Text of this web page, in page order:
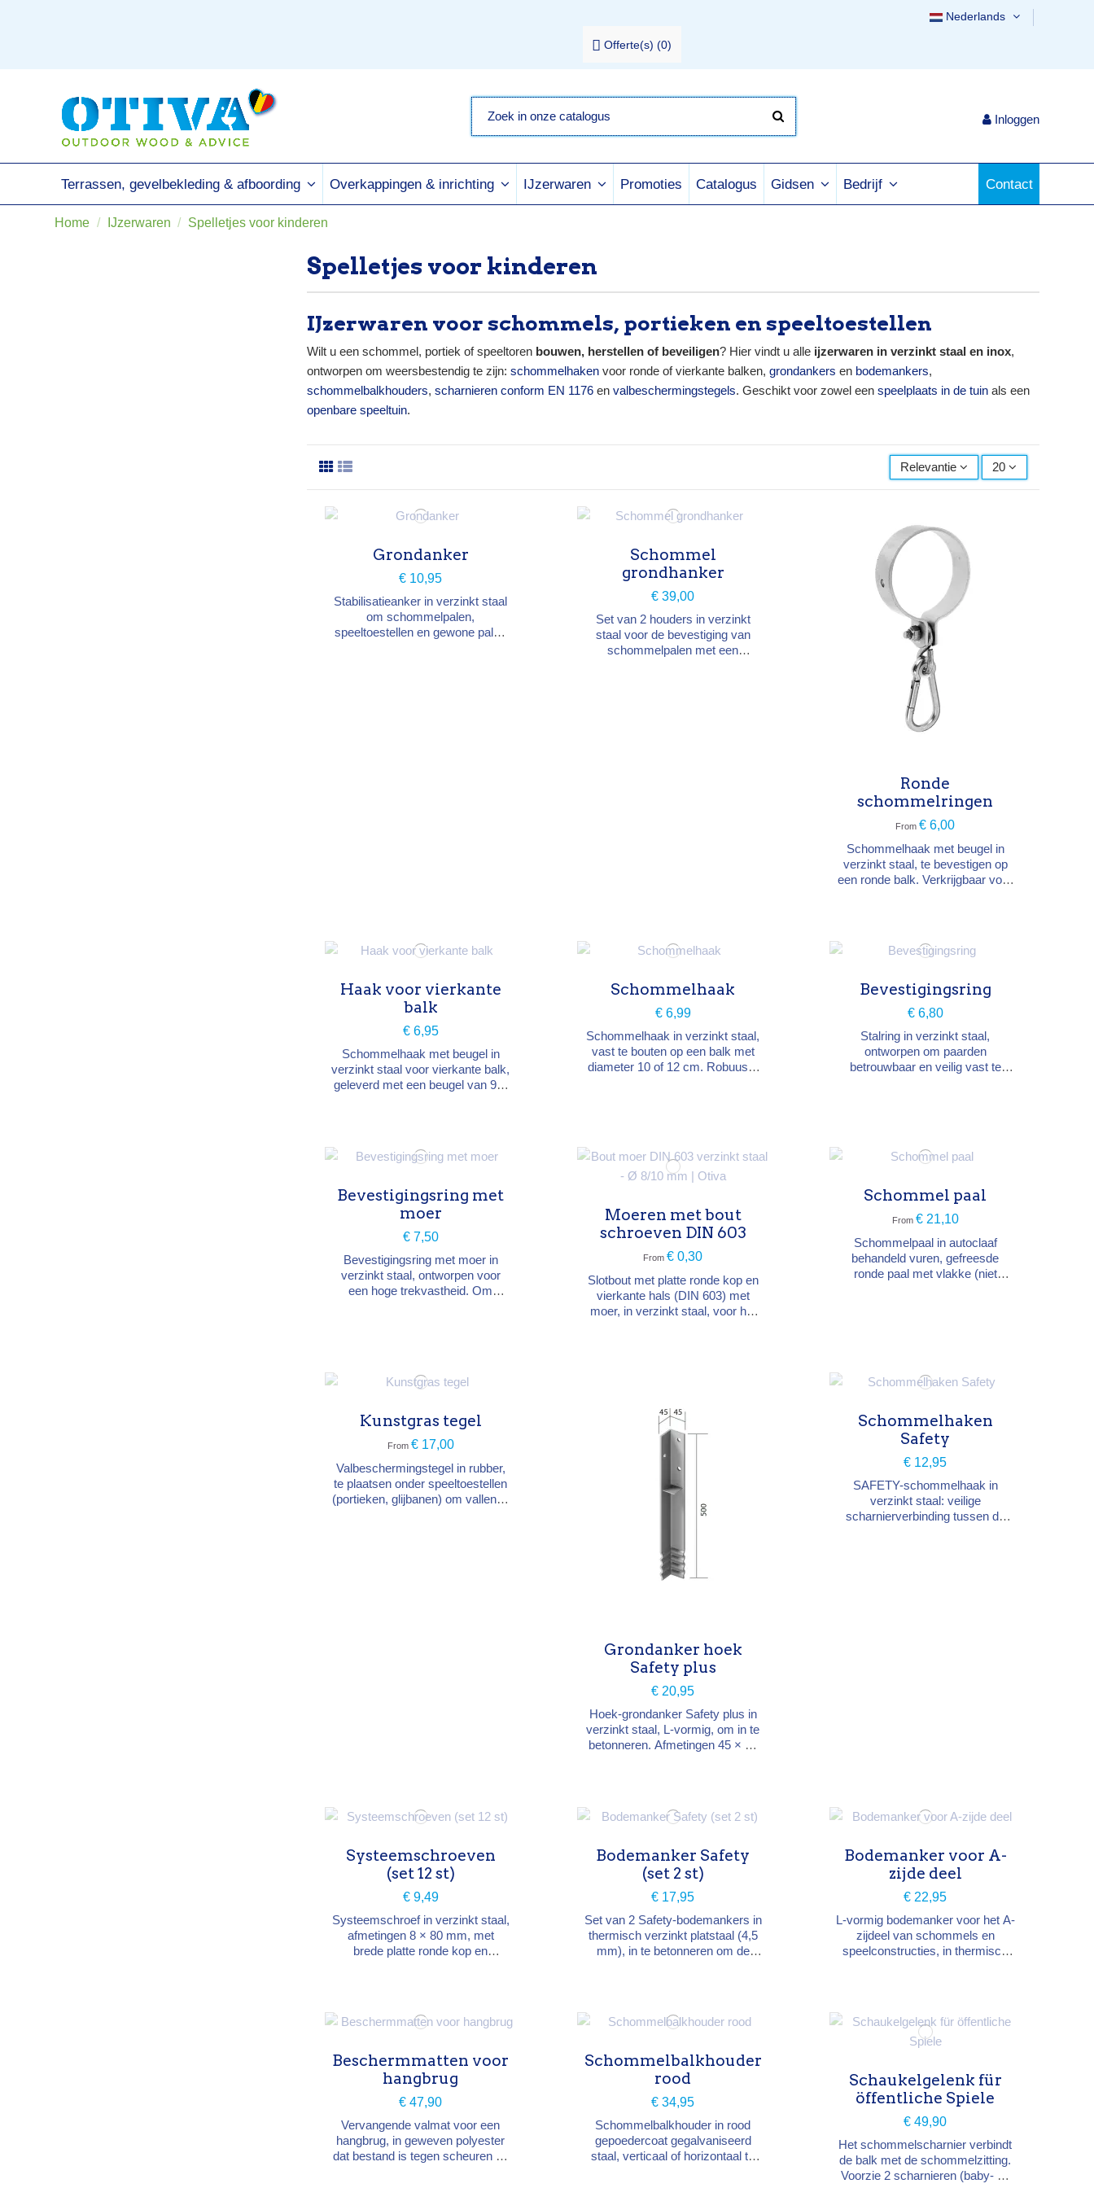
Nederlands
Offerte(s) (0)
Inloggen
Terrassen, gevelbekleding & afboording Overkappingen & inrichting IJzerwaren Promoties Catalogus Gidsen Bedrijf Contact
Home IJzerwaren Spelletjes voor kinderen
Spelletjes voor kinderen
IJzerwaren voor schommels, portieken en speeltoestellen
Wilt u een schommel, portiek of speeltoren bouwen, herstellen of beveiligen? Hier vindt u alle ijzerwaren in verzinkt staal en inox,
ontworpen om weersbestendig te zijn: schommelhaken voor ronde of vierkante balken, grondankers en bodemankers,
schommelbalkhouders, scharnieren conform EN 1176 en valbeschermingstegels. Geschikt voor zowel een speelplaats in de tuin als een
openbare speeltuin.
Relevantie 20
Grondanker
€ 10,95
Stabilisatieanker in verzinkt staal
om schommelpalen,
speeltoestellen en gewone palen
Schommel
grondhanker
€ 39,00
Set van 2 houders in verzinkt
staal voor de bevestiging van
schommelpalen met een
Ronde
schommelringen
From€ 6,00
Schommelhaak met beugel in
verzinkt staal, te bevestigen op
een ronde balk. Verkrijgbaar voor
Haak voor vierkante
balk
€ 6,95
Schommelhaak met beugel in
verzinkt staal voor vierkante balk,
geleverd met een beugel van 9 ×
Schommelhaak
€ 6,99
Schommelhaak in verzinkt staal,
vast te bouten op een balk met
diameter 10 of 12 cm. Robuuste
Bevestigingsring
€ 6,80
Stalring in verzinkt staal,
ontworpen om paarden
betrouwbaar en veilig vast te
duurzaam.
Bevestigingsring met
moer
€ 7,50
Bevestigingsring met moer in
verzinkt staal, ontworpen voor
een hoge trekvastheid. Om
Moeren met bout
schroeven DIN 603
From€ 0,30
Slotbout met platte ronde kop en
vierkante hals (DIN 603) met
moer, in verzinkt staal, voor het
Schommel paal
From € 21,10
Schommelpaal in autoclaaf
behandeld vuren, gefreesde
ronde paal met vlakke (niet
bestaande schommelpaal
Kunstgras tegel
From € 17,00
Valbeschermingstegel in rubber,
te plaatsen onder speeltoestellen
(portieken, glijbanen) om vallen te
Grondanker hoek
Safety plus
€ 20,95
Hoek-grondanker Safety plus in
verzinkt staal, L-vormig, om in te
betonneren. Afmetingen 45 × 45
Schommelhaken
Safety
€ 12,95
SAFETY-schommelhaak in
verzinkt staal: veilige
scharnierverbinding tussen de
Systeemschroeven
(set 12 st)
€ 9,49
Systeemschroef in verzinkt staal,
afmetingen 8 × 80 mm, met
brede platte ronde kop en
schroeven per systeembalk.
Verpakking: 12 stuks.
Bodemanker Safety
(set 2 st)
€ 17,95
Set van 2 Safety-bodemankers in
thermisch verzinkt platstaal (4,5
mm), in te betonneren om de
voor kinderen van 3 tot 14 jaar.
Bodemanker voor A-
zijde deel
€ 22,95
L-vormig bodemanker voor het A-
zijdeel van schommels en
speelconstructies, in thermisch
ankers per A-steun. Geschikt
voor speeltoestellen (3-14 jaar).
Beschermmatten voor
hangbrug
€ 47,90
Vervangende valmat voor een
hangbrug, in geweven polyester
dat bestand is tegen scheuren en
Schommelbalkhouder
rood
€ 34,95
Schommelbalkhouder in rood
gepoedercoat gegalvaniseerd
staal, verticaal of horizontaal te
Schaukelgelenk für
öffentliche Spiele
€ 49,90
Het schommelscharnier verbindt
de balk met de schommelzitting.
Voorzie 2 scharnieren (baby- en